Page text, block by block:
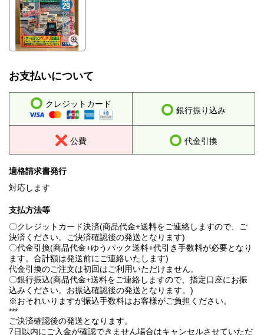
お支払いについて
クレジットカード
銀行振り込み
公費 代金引換
適格請求書発行
対応します
支払方法等
〇クレジットカード決済(商品代金+送料をご連絡しますので、ご
決済ください。ご決済確認後の発送となります)
〇代金引換(商品代金+ゆうパック送料+代引き手数料が必要となり
ます。合計額は発送前にご連絡いたします)
代金引換のご注文は初回はご利用いただけません。
〇銀行振込(商品代金+送料をご連絡しますので、指定口座にお振
込みください。お振込確認後の発送となります。)
※おそれいりますが振込手数料はお客様がご負担ください。
***
ご決済確認後の発送となります。
7日以内にご入金が確認できません場合はキャンセルさせていただ